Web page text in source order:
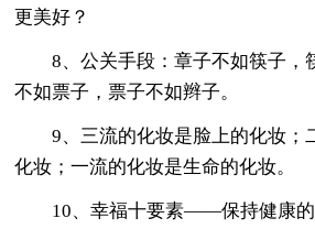
更美好？
8、公关手段：章子不如筷子，
不如票子，票子不如辫子。
9、三流的化妆是脸上的化妆；
化妆；一流的化妆是生命的化妆。
10、幸福十要素——保持健康